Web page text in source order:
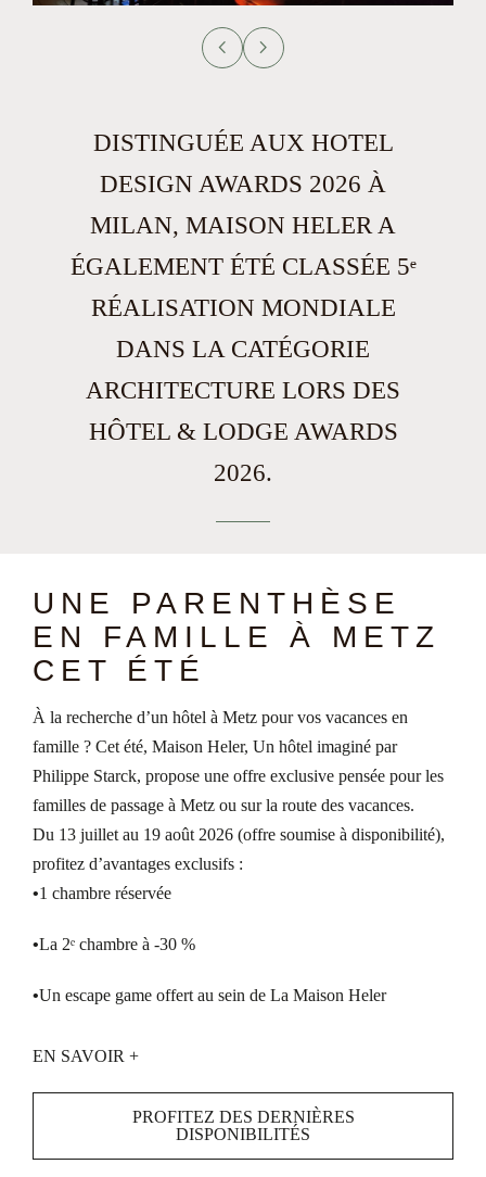
chevron_left chevron_right
DISTINGUÉE AUX HOTEL
DESIGN AWARDS 2026 À
MILAN, MAISON HELER A
ÉGALEMENT ÉTÉ CLASSÉE 5ᵉ
RÉALISATION MONDIALE
DANS LA CATÉGORIE
ARCHITECTURE LORS DES
HÔTEL & LODGE AWARDS
2026.
UNE PARENTHÈSE
EN FAMILLE À METZ
CET ÉTÉ
À la recherche d’un hôtel à Metz pour vos vacances en
famille ? Cet été, Maison Heler, Un hôtel imaginé par
Philippe Starck, propose une offre exclusive pensée pour les
familles de passage à Metz ou sur la route des vacances.
Du 13 juillet au 19 août 2026 (offre soumise à disponibilité),
profitez d’avantages exclusifs :
1 chambre réservée
La 2ᵉ chambre à -30 %
Un escape game offert au sein de La Maison Heler
EN SAVOIR +
PROFITEZ DES DERNIÈRES
DISPONIBILITÉS